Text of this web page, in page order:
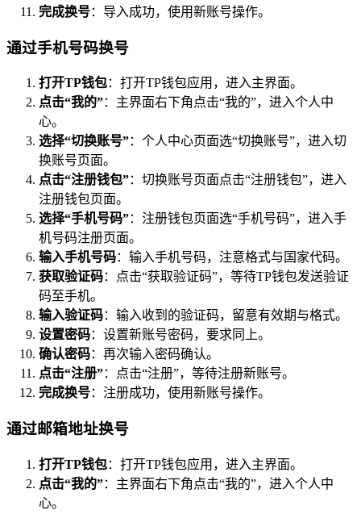
完成换号：导入成功，使用新账号操作。
通过手机号码换号
打开TP钱包：打开TP钱包应用，进入主界面。
点击“我的”：主界面右下角点击“我的”，进入个人中
心。
选择“切换账号”：个人中心页面选“切换账号”，进入切
换账号页面。
点击“注册钱包”：切换账号页面点击“注册钱包”，进入
注册钱包页面。
选择“手机号码”：注册钱包页面选“手机号码”，进入手
机号码注册页面。
输入手机号码：输入手机号码，注意格式与国家代码。
获取验证码：点击“获取验证码”，等待TP钱包发送验证
码至手机。
输入验证码：输入收到的验证码，留意有效期与格式。
设置密码：设置新账号密码，要求同上。
确认密码：再次输入密码确认。
点击“注册”：点击“注册”，等待注册新账号。
完成换号：注册成功，使用新账号操作。
通过邮箱地址换号
打开TP钱包：打开TP钱包应用，进入主界面。
点击“我的”：主界面右下角点击“我的”，进入个人中
心。